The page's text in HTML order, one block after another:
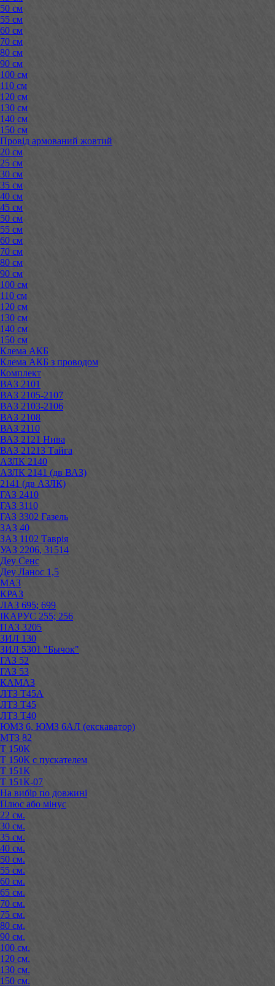
50 см
55 см
60 см
70 см
80 см
90 см
100 см
110 см
120 см
130 см
140 см
150 см
Провід армований жовтий
20 см
25 см
30 см
35 см
40 см
45 см
50 см
55 см
60 см
70 см
80 см
90 см
100 см
110 см
120 см
130 см
140 см
150 см
Клема АКБ
Клема АКБ з проводом
Комплект
ВАЗ 2101
ВАЗ 2105-2107
ВАЗ 2103-2106
ВАЗ 2108
ВАЗ 2110
ВАЗ 2121 Нива
ВАЗ 21213 Тайга
АЗЛК 2140
АЗЛК 2141 (дв ВАЗ)
2141 (дв АЗЛК)
ГАЗ 2410
ГАЗ 3110
ГАЗ 3302 Газель
ЗАЗ 40
ЗАЗ 1102 Таврія
УАЗ 2206, 31514
Деу Сенс
Деу Ланос 1,5
МАЗ
КРАЗ
ЛАЗ 695; 699
ІКАРУС 255; 256
ПАЗ 3205
ЗИЛ 130
ЗИЛ 5301 "Бычок"
ГАЗ 52
ГАЗ 53
КАМАЗ
ЛТЗ Т45А
ЛТЗ Т45
ЛТЗ Т40
ЮМЗ 6, ЮМЗ 6АЛ (екскаватор)
МТЗ 82
Т 150К
Т 150К с пускателем
Т 151К
Т 151К-07
На вибір по довжині
Плюс або мінус
22 см.
30 см.
35 см.
40 см.
50 см.
55 см.
60 см.
65 см.
70 см.
75 см.
80 см.
90 см.
100 см.
120 см.
130 см.
150 см.